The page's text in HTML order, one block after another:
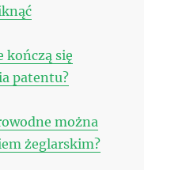
kończą się
patentu?
można
żeglarskim?